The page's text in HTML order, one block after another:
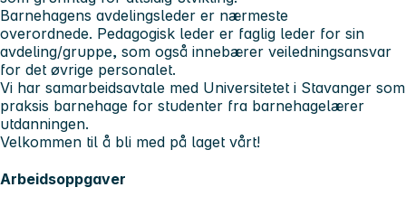
Barnehagens avdelingsleder er nærmeste
overordnede. Pedagogisk leder er faglig leder for sin
avdeling/gruppe, som også innebærer veiledningsansvar
for det øvrige personalet.
Vi har samarbeidsavtale med Universitetet i Stavanger som
praksis barnehage for studenter fra barnehagelærer
utdanningen.
Velkommen til å bli med på laget vårt!
Arbeidsoppgaver